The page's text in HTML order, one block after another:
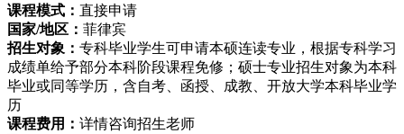
课程模式： 直接申请
国家/地区： 菲律宾
招生对象： 专科毕业学生可申请本硕连读专业，根据专科学习
成绩单给予部分本科阶段课程免修；硕士专业招生对象为本科
毕业或同等学历，含自考、函授、成教、开放大学本科毕业学
历
课程费用： 详情咨询招生老师